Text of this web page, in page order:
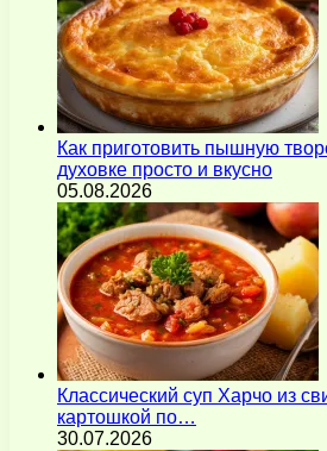
Как приготовить пышную
духовке просто и вкусно
05.08.2026
Классический суп Харчо из
картошкой по…
30.07.2026